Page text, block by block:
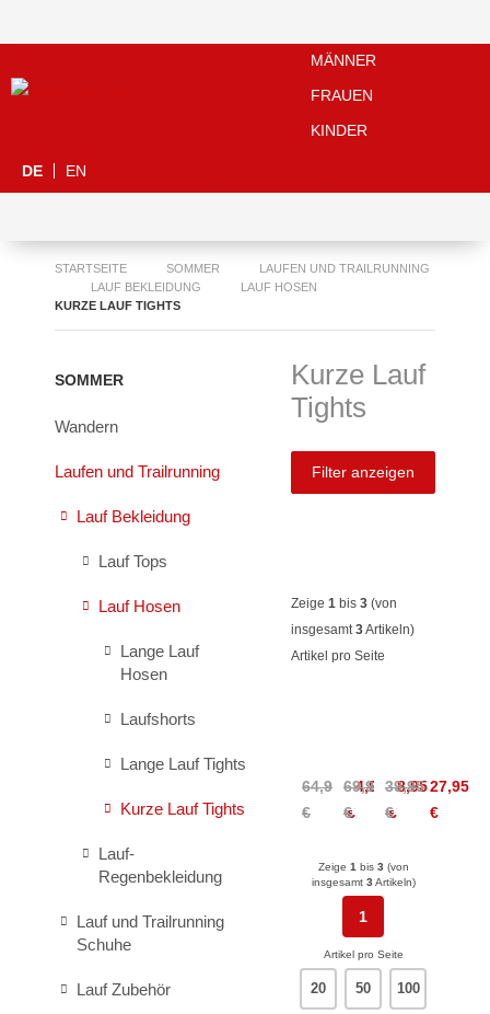
MÄNNER
FRAUEN
KINDER
DE EN
STARTSEITE SOMMER
LAUFEN UND TRAILRUNNING
LAUF BEKLEIDUNG
LAUF HOSEN
KURZE LAUF TIGHTS
SOMMER
Wandern
Laufen und Trailrunning
Lauf Bekleidung
Lauf Tops
Lauf Hosen
Lange Lauf
Hosen
Laufshorts
Lange Lauf Tights
Kurze Lauf Tights
Lauf-
Regenbekleidung
Lauf und Trailrunning
Schuhe
Lauf Zubehör
Kurze Lauf
Tights
Filter anzeigen
Zeige 1 bis 3 (von
insgesamt3Artikeln)
Artikel pro Seite
Tight
Short
64,95
€
54,95
€
Waist
Half
Women
69,95
€
58,95
€
Tights
Junior
39,95
€
27,95
€
Zeige 1 bis 3 (von
insgesamt 3 Artikeln)
1
Artikel pro Seite
20 50 100